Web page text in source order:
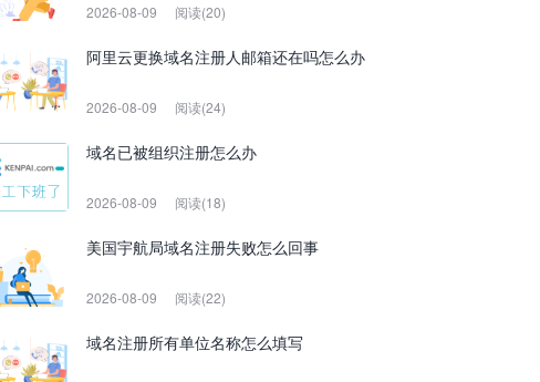
2026-08-09 阅读(20)
阿里云更换域名注册人邮箱还在吗怎么办
2026-08-09 阅读(24)
域名已被组织注册怎么办
2026-08-09 阅读(18)
美国宇航局域名注册失败怎么回事
2026-08-09 阅读(22)
域名注册所有单位名称怎么填写